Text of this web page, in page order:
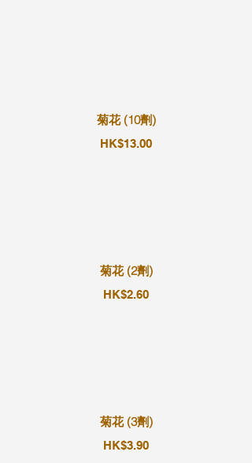
菊花 (10劑)
HK$13.00
菊花 (2劑)
HK$2.60
菊花 (3劑)
HK$3.90